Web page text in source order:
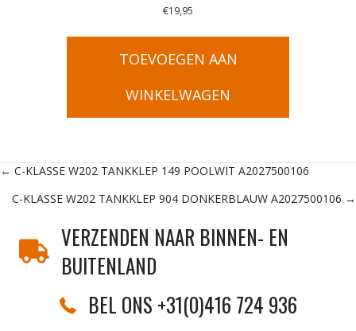
€19,95
TOEVOEGEN AAN
WINKELWAGEN
Posts
navigation
← C-KLASSE W202 TANKKLEP 149 POOLWIT A2027500106
C-KLASSE W202 TANKKLEP 904 DONKERBLAUW A2027500106 →
VERZENDEN NAAR BINNEN- EN
BUITENLAND
BEL ONS +31(0)416 724 936